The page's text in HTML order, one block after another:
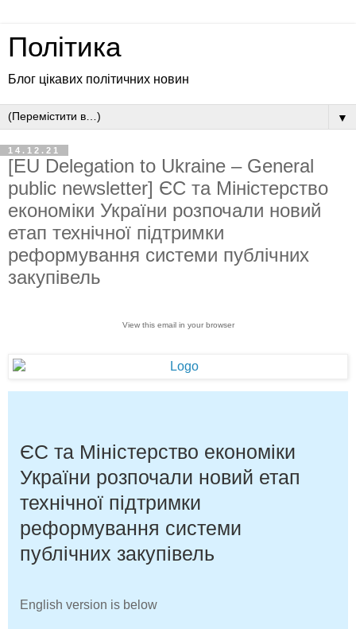
Політика
Блог цікавих політичних новин
▼
14.12.21
[EU Delegation to Ukraine – General
public newsletter] ЄС та Міністерство
економіки України розпочали новий
етап технічної підтримки
реформування системи публічних
закупівель
View this email in your browser
ЄС та Міністерство економіки
України розпочали новий етап
технічної підтримки
реформування системи
публічних закупівель
English version is below